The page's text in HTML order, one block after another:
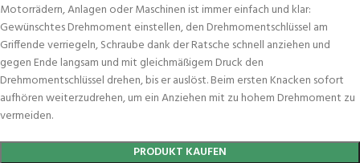
Motorrädern, Anlagen oder Maschinen ist immer einfach und klar:
Gewünschtes Drehmoment einstellen, den Drehmomentschlüssel am
Griffende verriegeln, Schraube dank der Ratsche schnell anziehen und
gegen Ende langsam und mit gleichmäßigem Druck den
Drehmomentschlüssel drehen, bis er auslöst. Beim ersten Knacken sofort
aufhören weiterzudrehen, um ein Anziehen mit zu hohem Drehmoment zu
vermeiden.
PRODUKT KAUFEN